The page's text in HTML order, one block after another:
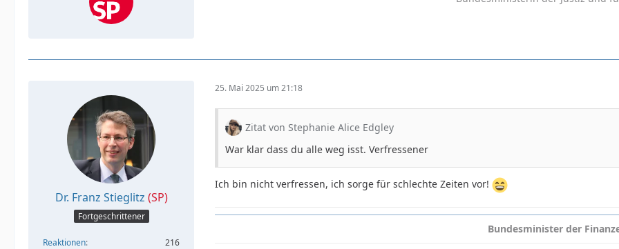
Dr. Franz Stieglitz (SP)
Fortgeschrittener
Reaktionen
216
25. Mai 2025 um 21:18
Zitat von Stephanie Alice Edgley
War klar dass du alle weg isst. Verfressener
Ich bin nicht verfressen, ich sorge für schlechte Zeiten vor!
Bundesminister der